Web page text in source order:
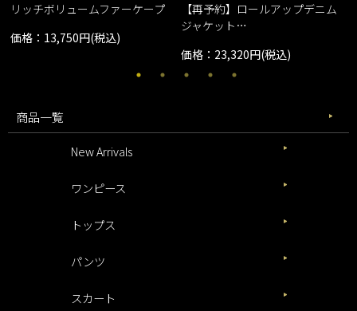
リッチボリュームファーケープ
価格：13,750円(税込)
【再予約】ロールアップデニム
ジャケット…
価格：23,320円(税込)
商品一覧
New Arrivals
ワンピース
トップス
パンツ
スカート